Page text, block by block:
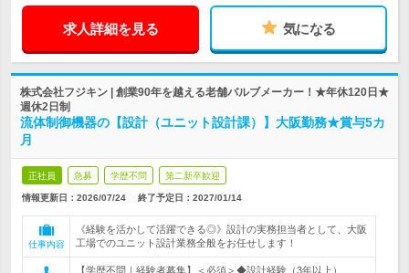
求人詳細を見る 気になる
株式会社フジキン | 創業90年を越える老舗バルブメーカー！★年休120日★
週休2日制
流体制御機器の【設計（ユニット設計課）】大阪勤務★賞与5カ
月
正社員 急募 学歴不問 第二新卒歓迎
情報更新日：2026/07/24 終了予定日： 2027/01/14
仕事内容
《経験を活かして活躍できる◎》設計の実務担当者として、大阪
工場でのユニット設計業務全般をお任せします！
【学歴不問｜経験者募集】＜必須＞◆設計経験（3年以上）